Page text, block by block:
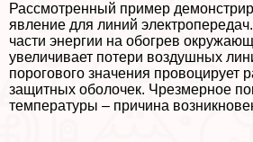
Рассмотренный пример
явление для линий
части энергии на обогрев
увеличивает потери воздушных
порогового значения провоцирует
защитных оболочек. Чрезмерное
температуры – причина